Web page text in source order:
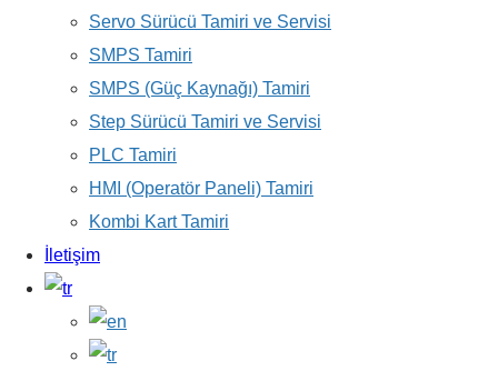
Servo Sürücü Tamiri ve Servisi
SMPS Tamiri
SMPS (Güç Kaynağı) Tamiri
Step Sürücü Tamiri ve Servisi
PLC Tamiri
HMI (Operatör Paneli) Tamiri
Kombi Kart Tamiri
İletişim